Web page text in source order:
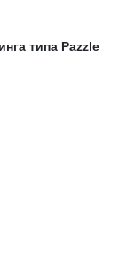
типа Pazzle